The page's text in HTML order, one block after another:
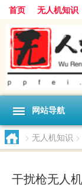
首页 无人机知识
网站导航
> 无人机知识 >
干扰枪无人机